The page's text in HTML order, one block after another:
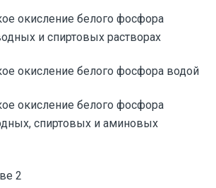
окисление белого фосфора
и спиртовых растворах
окисление белого фосфора водой
окисление белого фосфора
спиртовых и аминовых
2